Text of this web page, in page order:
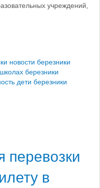
учреждений,
новости березники
березники
дети березники
перевозки
в